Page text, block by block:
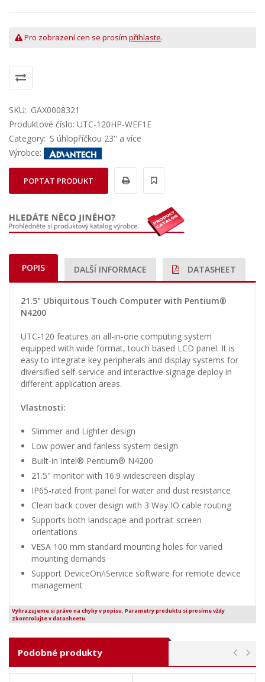
Pro zobrazení cen se prosím přihlaste.
SKU: GAX0008321
Produktové číslo: UTC-120HP-WEF1E
Category: S úhlopříčkou 23'' a více
Výrobce:
POPTAT PRODUKT
POPIS DALŠÍ INFORMACE DATASHEET
21.5" Ubiquitous Touch Computer with Pentium®
N4200
UTC-120 features an all-in-one computing system
equipped with wide format, touch based LCD panel. It is
easy to integrate key peripherals and display systems for
diversified self-service and interactive signage deploy in
different application areas.
Vlastnosti:
Slimmer and Lighter design
Low power and fanless system design
Built-in Intel® Pentium® N4200
21.5" monitor with 16:9 widescreen display
IP65-rated front panel for water and dust resistance
Clean back cover design with 3 Way IO cable routing
Supports both landscape and portrait screen
orientations
VESA 100 mm standard mounting holes for varied
mounting demands
Support DeviceOn/iService software for remote device
management
Vyhrazujeme si právo na chyby v popisu. Parametry produktu si prosíme vždy
zkontrolujte v datasheetu.
Podobné produkty